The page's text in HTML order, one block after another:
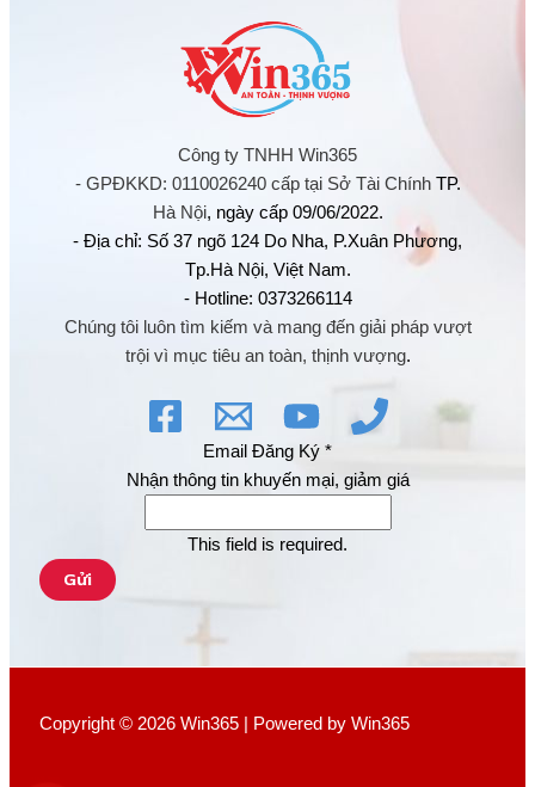
Công ty TNHH Win365
- GPĐKKD: 0110026240 cấp tại Sở Tài Chính TP.
Hà Nội, ngày cấp 09/06/2022.
- Địa chỉ: Số 37 ngõ 124 Do Nha, P.Xuân Phương,
Tp.Hà Nội, Việt Nam.
- Hotline: 0373266114
Chúng tôi luôn tìm kiếm và mang đến giải pháp vượt
trội vì mục tiêu an toàn, thịnh vượng.
Email Đăng Ký *
Nhận thông tin khuyến mại, giảm giá
This field is required.
Gửi
Copyright © 2026 Win365 | Powered by Win365